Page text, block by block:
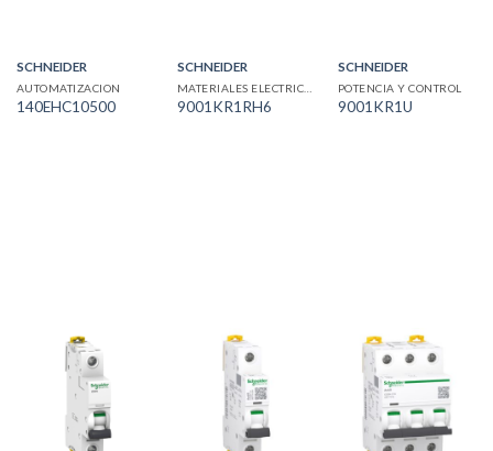
SCHNEIDER
AUTOMATIZACION
140EHC10500
SCHNEIDER
9001KR1RH6
SCHNEIDER
POTENCIA Y CONTROL
9001KR1U